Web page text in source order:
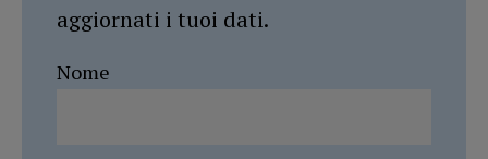
aggiornati i tuoi dati.
Nome